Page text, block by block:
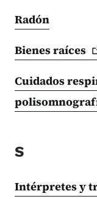
Radón
Bienesraíces
Cuidados
S
Intérpretes y